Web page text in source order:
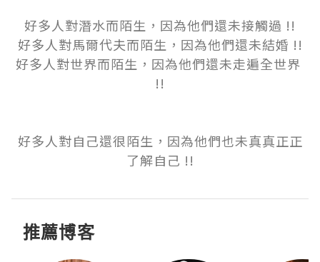
好多人對潛水而陌生，因為他們還未接觸過 !!
好多人對馬爾代夫而陌生，因為他們還未結婚 !!
好多人對世界而陌生，因為他們還未走遍全世界
!!
好多人對自己還很陌生，因為他們也未真真正正
了解自己 !!
推薦博客